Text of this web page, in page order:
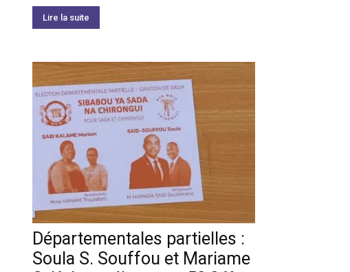
Lire la suite
Départementales partielles :
Soula S. Souffou et Mariame